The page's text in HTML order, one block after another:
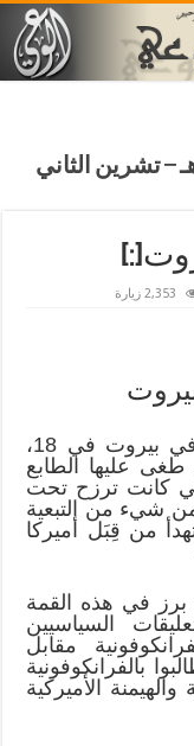
السابعة عشرة – رمضان 1423هـ – تشرين الثاني
2,353 زيارة
– عقد مؤتمر الفرانكوفونية في بيروت في 18،
طغى عليها الطابع
كانت ترزح تحت
من شيء من التبعية
من قِبَل أميركا
في هذه القمة
السياسيين
مقابل
بالفرانكوفونية
الأميركية